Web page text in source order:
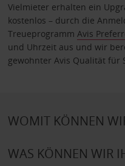
Vielmieter erhalten ein
kostenlos – durch die
Treueprogramm Avis
und Uhrzeit aus und wir
gewohnter Avis Qualität für
WOMIT KÖNNEN
WAS KÖNNEN WIR